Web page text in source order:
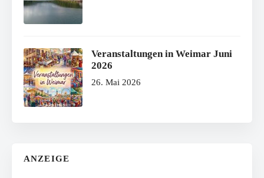
Veranstaltungen in Weimar Juni
2026
26. Mai 2026
ANZEIGE